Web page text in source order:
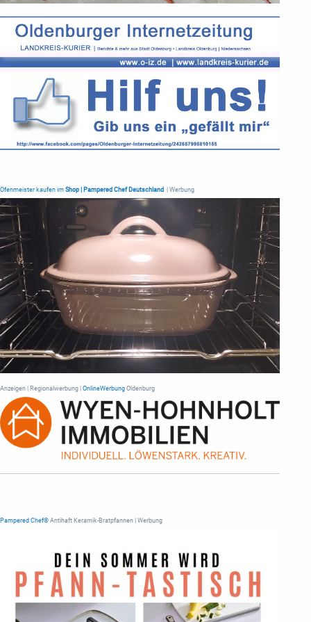
Ofenmeister kaufen im Shop | Pampered Chef Deutschland | Werbung
Anzeigen | Regionalwerbung | OnlineWerbung Oldenburg
Pampered Chef® Antihaft Keramik-Bratpfannen | Werbung